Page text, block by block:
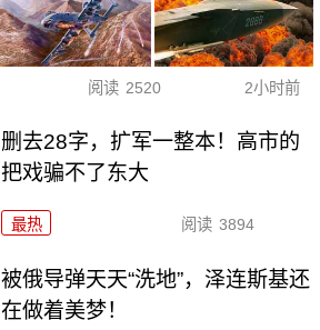
阅读 2520 2小时前
删去28字，扩军一整本！高市的
把戏骗不了东大
最热 阅读 3894
被俄导弹天天“洗地”，泽连斯基还
在做着美梦！